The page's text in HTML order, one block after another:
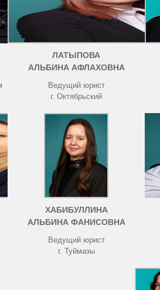
ЛАТЫПОВА
АЛЬБИНА АФЛАХОВНА
Ведущий юрист
г. Октябрьский
ХАБИБУЛЛИНА
АЛЬБИНА ФАНИСОВНА
Ведущий юрист
г. Туймазы